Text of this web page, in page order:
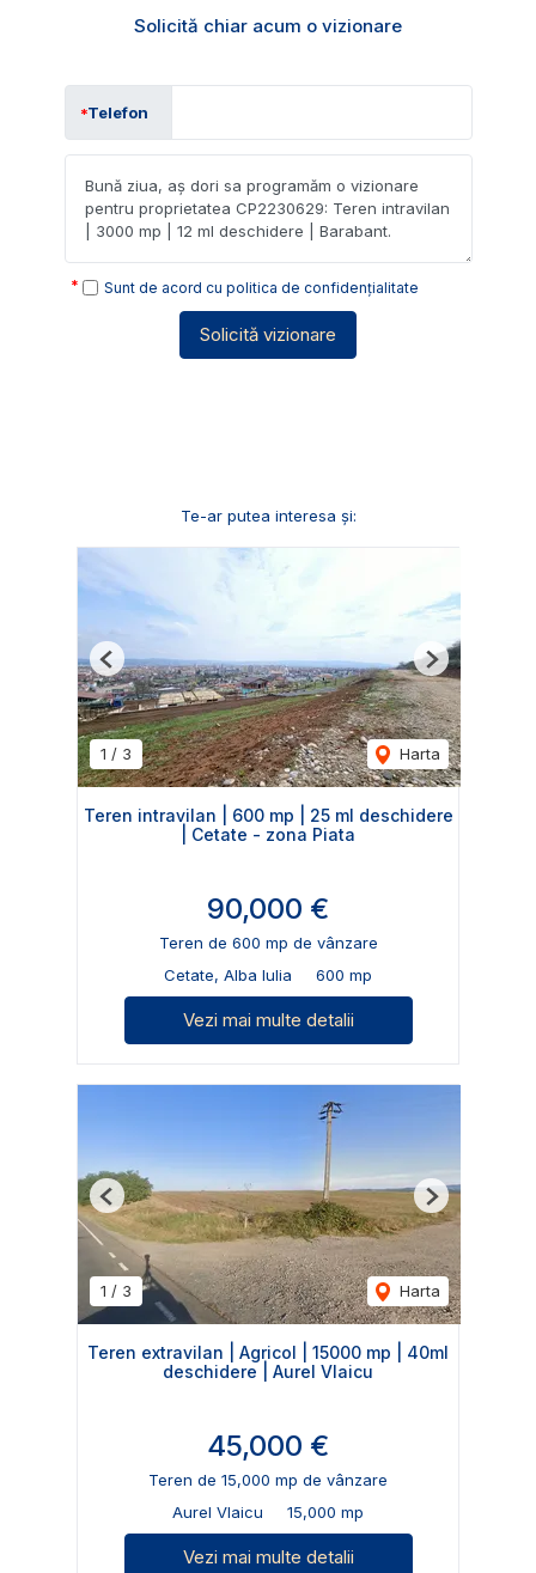
Solicită chiar acum o vizionare
Telefon
Sunt de acord cu politica de confidențialitate
Solicită vizionare
Te-ar putea interesa și:
1 / 3 Harta
Previous Next
Teren intravilan | 600 mp | 25 ml deschidere
| Cetate - zona Piata
90,000 €
Teren de 600 mp de vânzare
Cetate, Alba Iulia
600 mp
Vezi mai multe detalii
1 / 3 Harta
Previous Next
Teren extravilan | Agricol | 15000 mp | 40ml
deschidere | Aurel Vlaicu
45,000 €
Teren de 15,000 mp de vânzare
Aurel Vlaicu
15,000 mp
Vezi mai multe detalii